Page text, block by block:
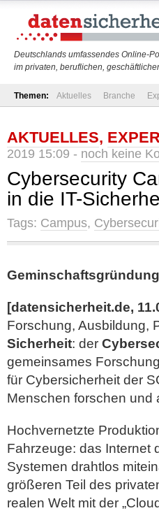
Deutschlands umfassendes Online-
im privaten, beruflichen,
Themen: Aktuelles Branche
AKTUELLES,
2019 15:09 - noch keine
Cybersecurity
in die IT-
Tags: Campus,
[datensicherheit.de,
Forschung, Ausbildung,
Sicherheit: der
gemeinsames
für Cybersicherheit der
Menschen forschen und
Hochvernetzte
Fahrzeuge: das Internet
Systemen drahtlos
größeren Teil des
realen Welt mit der